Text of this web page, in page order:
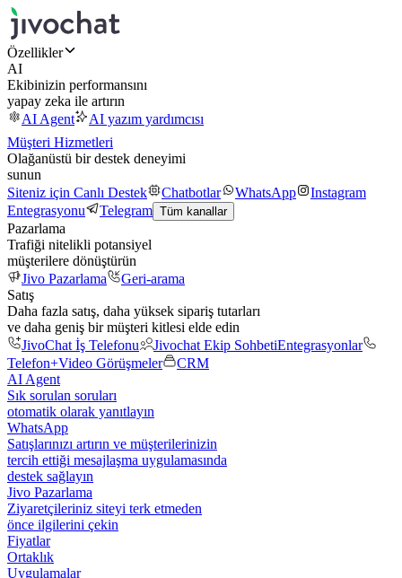
Özellikler
AI
Ekibinizin performansını
yapay zeka ile artırın
AI Agent
AI yazım yardımcısı
Müşteri Hizmetleri
Olağanüstü bir destek deneyimi
sunun
Siteniz için Canlı Destek
Chatbotlar WhatsApp
Instagram
Entegrasyonu
Telegram Tüm kanallar
Pazarlama
Trafiği nitelikli potansiyel
müşterilere dönüştürün
Jivo Pazarlama
Geri-arama
Satış
Daha fazla satış, daha yüksek sipariş tutarları
ve daha geniş bir müşteri kitlesi elde edin
JivoChat İş Telefonu
Jivochat Ekip SohbetiEntegrasyonlar
Telefon+Video Görüşmeler
CRM
AI Agent
Sık sorulan soruları
otomatik olarak yanıtlayın
WhatsApp
Satışlarınızı artırın ve müşterilerinizin
tercih ettiği mesajlaşma uygulamasında
destek sağlayın
Jivo Pazarlama
Ziyaretçileriniz siteyi terk etmeden
önce ilgilerini çekin
Fiyatlar
Ortaklık
Uygulamalar